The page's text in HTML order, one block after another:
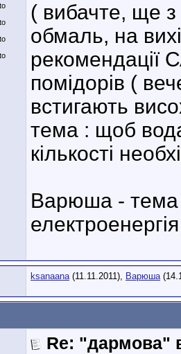
( вибачте, ще з
обмаль, на
рекомендації
помідорів (
встигають
тема : щоб
кількості
Варюша - тема
ksanaana(11.11.2011), Варюша
Re: "дармова"